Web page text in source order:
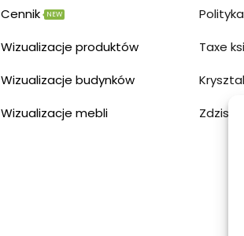
Cennik NEW
Wizualizacje produktów
Wizualizacje budynków
Wizualizacje mebli
Taxe